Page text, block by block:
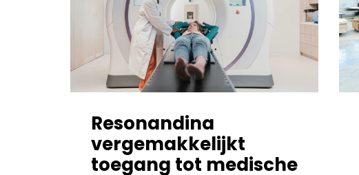
Resonandina
vergemakkelijkt
toegang tot medische